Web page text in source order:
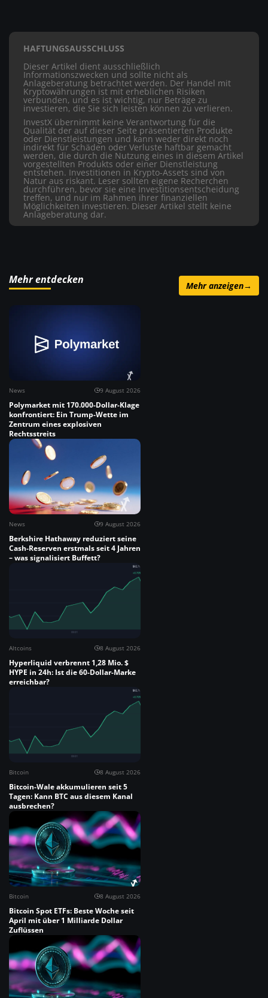
HAFTUNGSAUSSCHLUSS
Dieser Artikel dient ausschließlich
Informationszwecken und sollte nicht als
Anlageberatung betrachtet werden. Der Handel mit
Kryptowährungen ist mit erheblichen Risiken
verbunden, und es ist wichtig, nur Beträge zu
investieren, die Sie sich leisten können zu verlieren.
InvestX übernimmt keine Verantwortung für die
Qualität der auf dieser Seite präsentierten Produkte
oder Dienstleistungen und kann weder direkt noch
indirekt für Schäden oder Verluste haftbar gemacht
werden, die durch die Nutzung eines in diesem Artikel
vorgestellten Produkts oder einer Dienstleistung
entstehen. Investitionen in Krypto-Assets sind von
Natur aus riskant. Leser sollten eigene Recherchen
durchführen, bevor sie eine Investitionsentscheidung
treffen, und nur im Rahmen ihrer finanziellen
Möglichkeiten investieren. Dieser Artikel stellt keine
Anlageberatung dar.
Mehr entdecken Mehr anzeigen→
News 9 August 2026
Polymarket mit 170.000-Dollar-Klage
konfrontiert: Ein Trump-Wette im
Zentrum eines explosiven
Rechtsstreits
News 9 August 2026
Berkshire Hathaway reduziert seine
Cash-Reserven erstmals seit 4 Jahren
– was signalisiert Buffett?
Altcoins 8 August 2026
Hyperliquid verbrennt 1,28 Mio. $
HYPE in 24h: Ist die 60-Dollar-Marke
erreichbar?
Bitcoin 8 August 2026
Bitcoin-Wale akkumulieren seit 5
Tagen: Kann BTC aus diesem Kanal
ausbrechen?
Bitcoin 8 August 2026
Bitcoin Spot ETFs: Beste Woche seit
April mit über 1 Milliarde Dollar
Zuflüssen